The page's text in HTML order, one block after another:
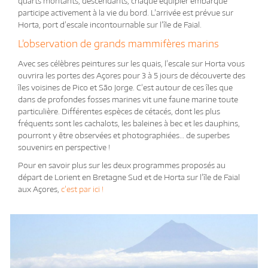
participe activement à la vie du bord. L’arrivée est prévue sur
Horta, port d’escale incontournable sur l’île de Faial.
L’observation de grands mammifères marins
Avec ses célèbres peintures sur les quais, l’escale sur Horta vous
ouvrira les portes des Açores pour 3 à 5 jours de découverte des
îles voisines de Pico et São Jorge. C’est autour de ces îles que
dans de profondes fosses marines vit une faune marine toute
particulière. Différentes espèces de cétacés, dont les plus
fréquents sont les cachalots, les baleines à bec et les dauphins,
pourront y être observées et photographiées… de superbes
souvenirs en perspective !
Pour en savoir plus sur les deux programmes proposés au
départ de Lorient en Bretagne Sud et de Horta sur l’île de Faial
aux Açores, c’est par ici !